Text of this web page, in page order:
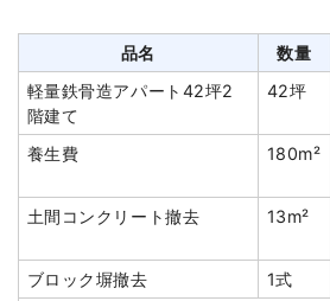
土間コンクリート撤去
ブロック塀撤去
1式
カーポート撤去
1式
植木・植栽撤去
値引き
品名 数量
軽量鉄骨造アパート42坪2
階建て
42坪
養生費
180m²
土間コンクリート撤去
13m²
ブロック塀撤去 1式